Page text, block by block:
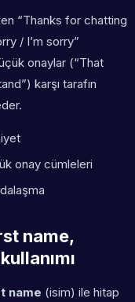
“Thanks for chatting
/ I’m sorry”
onaylar (“That
karşı tarafın
onay cümleleri
name,
name (isim) ile hitap